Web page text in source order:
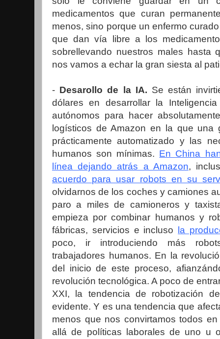
medicamentos que curan
menos, sino porque un enfermo
que dan vía libre a los
sobrellevando nuestros males hasta
nos vamos a echar la gran siesta al
- Desarollo de la IA. Se están
dólares en desarrollar la
autónomos para hacer
logísticos de Amazon en la que una
prácticamente automatizado y las
humanos son mínimas. En China
línea dejando atrás a Amazon,
acuerdo para usar robots en su
olvidarnos de los coches y camiones
paro a miles de camioneros y
empieza por combinar humanos y
fábricas, servicios e incluso
la
poco, ir introduciendo más
trabajadores humanos. En la
del inicio de este proceso,
revolución tecnológica. A poco de
XXI, la tendencia de robotización
evidente. Y es una tendencia que
menos que nos convirtamos todos
allá de políticas laborales de uno u